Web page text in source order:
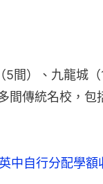
間）、九龍城（
間傳統名校，包
中自行分配學額